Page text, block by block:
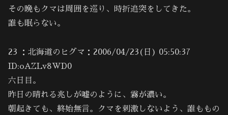
その晩もクマは周囲を巡り、時折追突をしてきた。
誰も眠らない。
23 ：北海道のヒグマ：2006/04/23(日) 05:50:37
ID:oAZLv8WD0
六日目。
昨日の晴れる兆しが嘘のように、霧が濃い。
朝起きても、終始無言。クマを刺激しないよう、誰ももの